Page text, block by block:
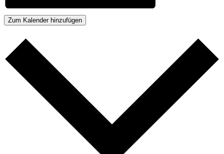
Zum Kalender hinzufügen